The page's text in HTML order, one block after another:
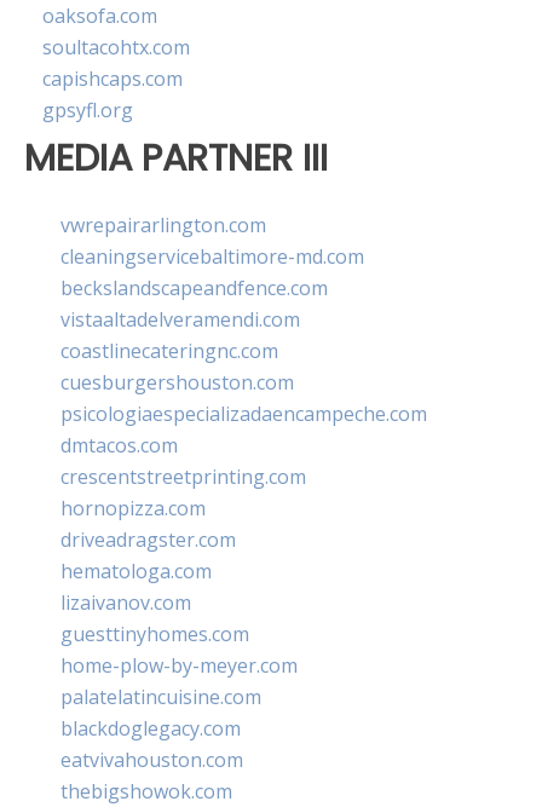
oaksofa.com
soultacohtx.com
capishcaps.com
gpsyfl.org
MEDIA PARTNER III
vwrepairarlington.com
cleaningservicebaltimore-md.com
beckslandscapeandfence.com
vistaaltadelveramendi.com
coastlinecateringnc.com
cuesburgershouston.com
psicologiaespecializadaencampeche.com
dmtacos.com
crescentstreetprinting.com
hornopizza.com
driveadragster.com
hematologa.com
lizaivanov.com
guesttinyhomes.com
home-plow-by-meyer.com
palatelatincuisine.com
blackdoglegacy.com
eatvivahouston.com
thebigshowok.com